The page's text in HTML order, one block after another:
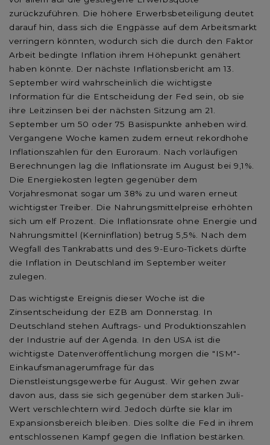
zurückzuführen. Die höhere Erwerbsbeteiligung deutet
darauf hin, dass sich die Engpässe auf dem Arbeitsmarkt
verringern könnten, wodurch sich die durch den Faktor
Arbeit bedingte Inflation ihrem Höhepunkt genähert
haben könnte. Der nächste Inflationsbericht am 13.
September wird wahrscheinlich die wichtigste
Information für die Entscheidung der Fed sein, ob sie
ihre Leitzinsen bei der nächsten Sitzung am 21.
September um 50 oder 75 Basispunkte anheben wird.
Vergangene Woche kamen zudem erneut rekordhohe
Inflationszahlen für den Euroraum. Nach vorläufigen
Berechnungen lag die Inflationsrate im August bei 9,1%.
Die Energiekosten legten gegenüber dem
Vorjahresmonat sogar um 38% zu und waren erneut
wichtigster Treiber. Die Nahrungsmittelpreise erhöhten
sich um elf Prozent. Die Inflationsrate ohne Energie und
Nahrungsmittel (Kerninflation) betrug 5,5%. Nach dem
Wegfall des Tankrabatts und des 9-Euro-Tickets dürfte
die Inflation in Deutschland im September weiter
zulegen.
Das wichtigste Ereignis dieser Woche ist die
Zinsentscheidung der EZB am Donnerstag. In
Deutschland stehen Auftrags- und Produktionszahlen
der Industrie auf der Agenda. In den USA ist die
wichtigste Datenveröffentlichung morgen die "ISM"-
Einkaufsmanagerumfrage für das
Dienstleistungsgewerbe für August. Wir gehen zwar
davon aus, dass sie sich gegenüber dem starken Juli-
Wert verschlechtern wird. Jedoch dürfte sie klar im
Expansionsbereich bleiben. Dies sollte die Fed in ihrem
entschlossenen Kampf gegen die Inflation bestärken.